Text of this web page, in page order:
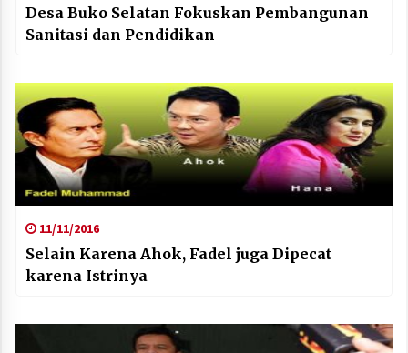
Desa Buko Selatan Fokuskan Pembangunan
Sanitasi dan Pendidikan
11/11/2016
Selain Karena Ahok, Fadel juga Dipecat
karena Istrinya